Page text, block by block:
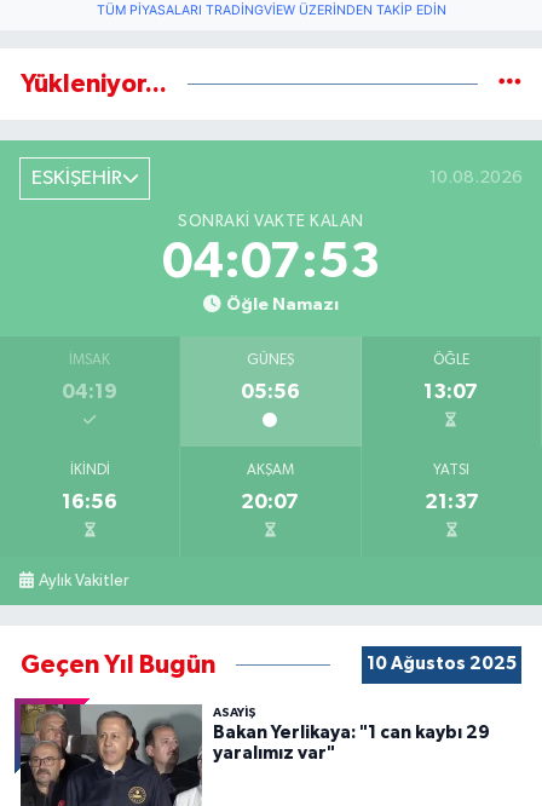
TÜM PIYASALARI TRADINGVIEW ÜZERINDEN TAKIP EDIN
Yükleniyor...
ESKİŞEHİR 10.08.2026
SONRAKI VAKTE KALAN
04:07:53
Öğle Namazı
İMSAK
04:19
GÜNEŞ
05:56
ÖĞLE
13:07
İKINDI
16:56
AKŞAM
20:07
YATSI
21:37
Aylık Vakitler
Geçen Yıl Bugün 10 Ağustos 2025
ASAYİŞ
Bakan Yerlikaya: "1 can kaybı 29
yaralımız var"